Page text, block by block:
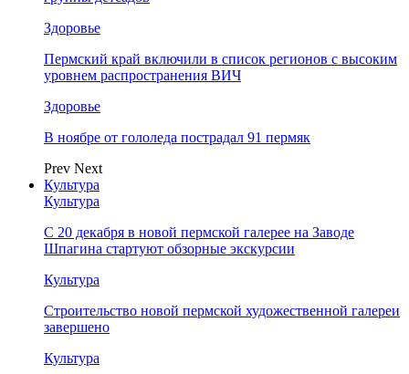
Здоровье
Пермский край включили в список регионов с высоким
уровнем распространения ВИЧ
Здоровье
В ноябре от гололеда пострадал 91 пермяк
Prev Next
Культура
Культура
С 20 декабря в новой пермской галерее на Заводе
Шпагина стартуют обзорные экскурсии
Культура
Строительство новой пермской художественной галереи
завершено
Культура